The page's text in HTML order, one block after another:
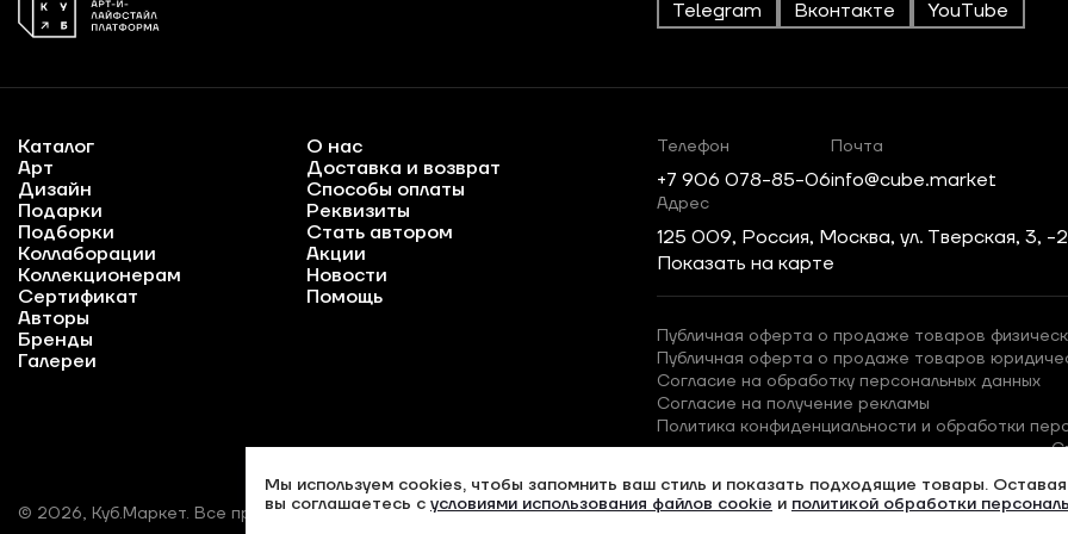
Telegram Вконтакте YouTube
Каталог
Арт
Дизайн
Подарки
Подборки
Коллаборации
Коллекционерам
Сертификат
Авторы
Бренды
Галереи
О нас
Доставка и возврат
Способы оплаты
Реквизиты
Стать автором
Акции
Новости
Помощь
© 2026, Куб.Маркет. Все права защищены.
Телефон
+7 906 078-85-06
Почта
info@cube.market
Адрес
125 009, Россия, Москва, ул. Тверская, 3,
Показать на карте
Публичная оферта о продаже товаров
Публичная оферта о продаже товаров
Согласие на обработку персональных данных
Согласие на получение рекламы
Политика конфиденциальности и обработки
Мы используем cookies, чтобы запомнить ваш стиль и показать подходящие товары.
вы соглашаетесь с условиями использования файлов cookie и политикой обработки